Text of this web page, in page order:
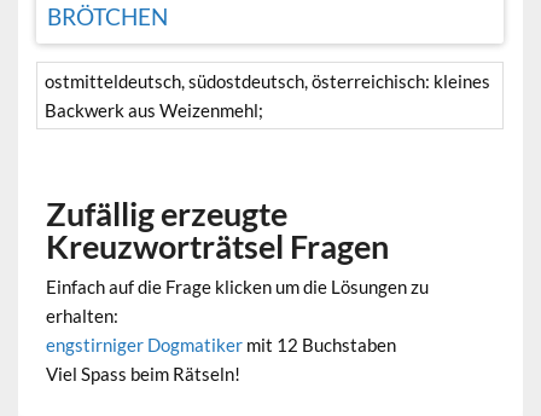
BRÖTCHEN
ostmitteldeutsch, südostdeutsch, österreichisch: kleines
Backwerk aus Weizenmehl;
Zufällig erzeugte
Kreuzworträtsel Fragen
Einfach auf die Frage klicken um die Lösungen zu
erhalten:
engstirniger Dogmatiker mit 12 Buchstaben
Viel Spass beim Rätseln!